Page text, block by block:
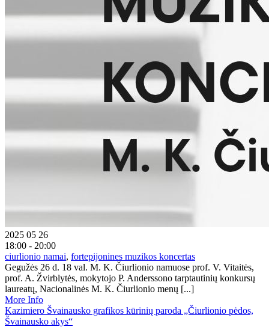
2025 05 26
18:00 - 20:00
ciurlionio namai, fortepijonines muzikos koncertas
Gegužės 26 d. 18 val. M. K. Čiurlionio namuose prof. V. Vitaitės,
prof. A. Žvirblytės, mokytojo P. Anderssono tarptautinių konkursų
laureatų, Nacionalinės M. K. Čiurlionio menų [...]
More Info
Kazimiero Švainausko grafikos kūrinių paroda „Čiurlionio pėdos,
Švainausko akys“